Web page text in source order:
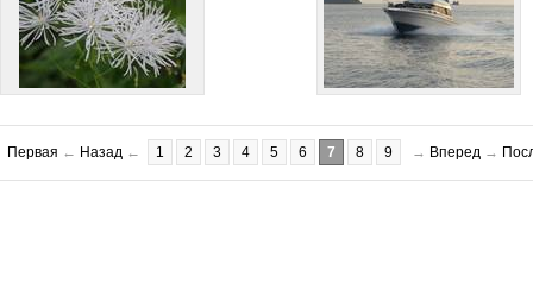
Первая ← Назад ← 1 2 3 4 5 6 7 8 9 → Вперед →